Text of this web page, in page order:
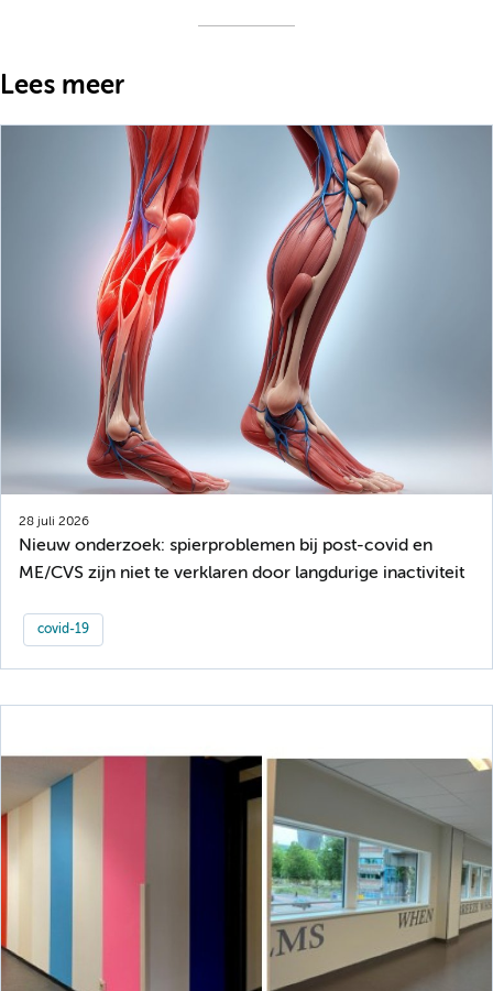
Lees meer
28 juli 2026
Nieuw onderzoek: spierproblemen bij post-covid en
ME/CVS zijn niet te verklaren door langdurige inactiviteit
covid-19